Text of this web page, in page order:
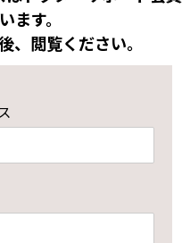
ます。
、閲覧ください。